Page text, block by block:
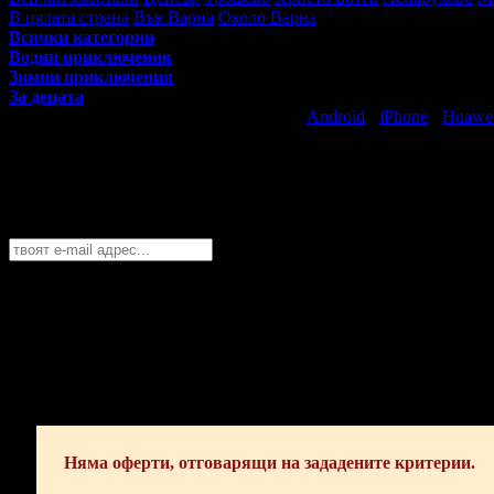
В цялата страна Във Варна Около Варна
Всички категории
Водни приключения
Зимни приключения
За децата
Android iPhone
Няма оферти, отговарящи на зададените критерии.